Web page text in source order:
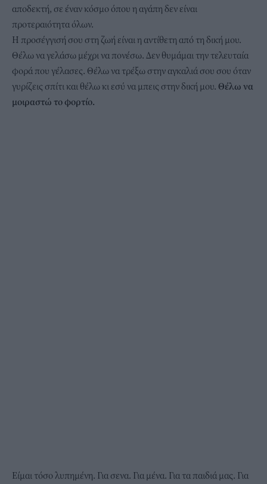
αποδεκτή, σε έναν κόσμο όπου η αγάπη δεν είναι
προτεραιότητα όλων.
Η προσέγγισή σου στη ζωή είναι η αντίθετη από τη δική μου.
Θέλω να γελάσω μέχρι να πονέσω. Δεν θυμάμαι την τελευταία
φορά που γέλασες. Θέλω να τρέξω στην αγκαλιά σου σου όταν
γυρίζεις σπίτι και θέλω κι εσύ να μπεις στην δική μου. Θέλω να
μοιραστώ το φορτίο.
Είμαι τόσο λυπημένη. Για σενα. Για μένα. Για τα παιδιά μας. Για